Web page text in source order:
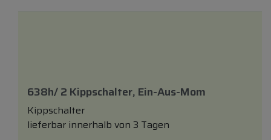
638h/ 2 Kippschalter, Ein-Aus-Mom
Kippschalter
lieferbar innerhalb von 3 Tagen